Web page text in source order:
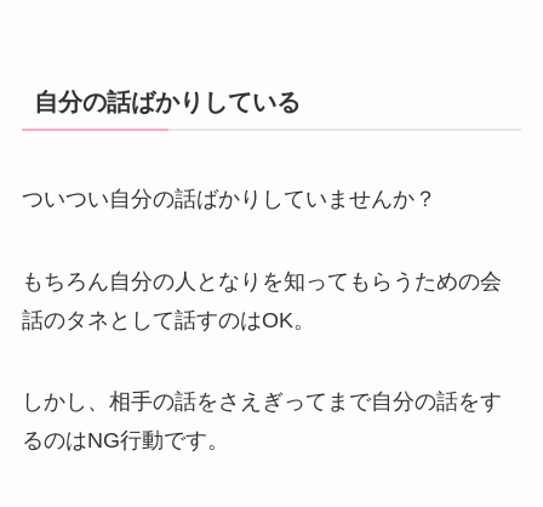
自分の話ばかりしている
ついつい自分の話ばかりしていませんか？
もちろん自分の人となりを知ってもらうための会
話のタネとして話すのはOK。
しかし、相手の話をさえぎってまで自分の話をす
るのはNG行動です。